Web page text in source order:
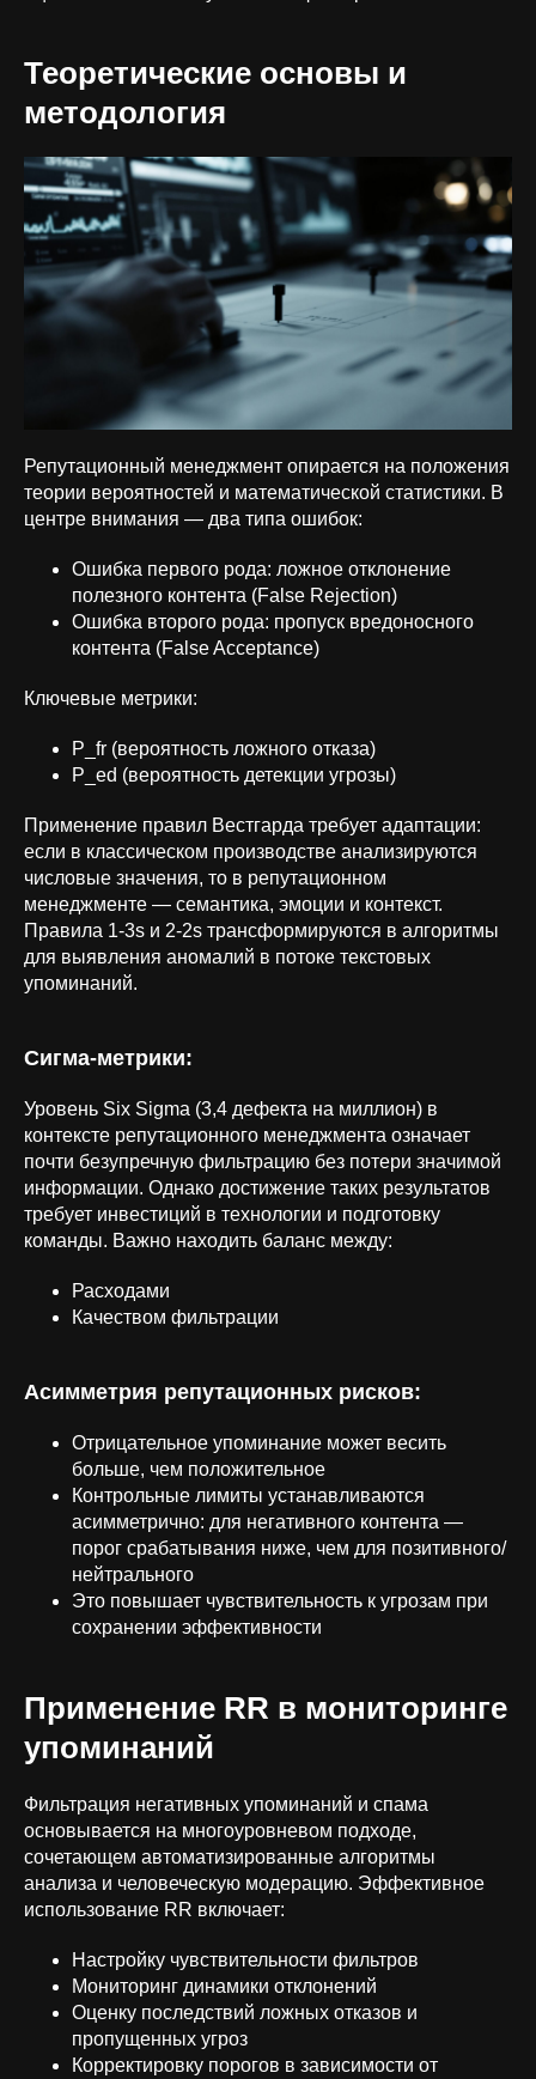
Теоретические основы и
методология
Репутационный менеджмент опирается на положения
теории вероятностей и математической статистики. В
центре внимания — два типа ошибок:
Ошибка первого рода: ложное отклонение
полезного контента (False Rejection)
Ошибка второго рода: пропуск вредоносного
контента (False Acceptance)
Ключевые метрики:
P_fr (вероятность ложного отказа)
P_ed (вероятность детекции угрозы)
Применение правил Вестгарда требует адаптации:
если в классическом производстве анализируются
числовые значения, то в репутационном
менеджменте — семантика, эмоции и контекст.
Правила 1-3s и 2-2s трансформируются в алгоритмы
для выявления аномалий в потоке текстовых
упоминаний.
Cигма-метрики:
Уровень Six Sigma (3,4 дефекта на миллион) в
контексте репутационного менеджмента означает
почти безупречную фильтрацию без потери значимой
информации. Однако достижение таких результатов
требует инвестиций в технологии и подготовку
команды. Важно находить баланс между:
Расходами
Качеством фильтрации
Асимметрия репутационных рисков:
Отрицательное упоминание может весить
больше, чем положительное
Контрольные лимиты устанавливаются
асимметрично: для негативного контента —
порог срабатывания ниже, чем для позитивного/
нейтрального
Это повышает чувствительность к угрозам при
сохранении эффективности
Применение RR в мониторинге
упоминаний
Фильтрация негативных упоминаний и спама
основывается на многоуровневом подходе,
сочетающем автоматизированные алгоритмы
анализа и человеческую модерацию. Эффективное
использование RR включает:
Настройку чувствительности фильтров
Мониторинг динамики отклонений
Оценку последствий ложных отказов и
пропущенных угроз
Корректировку порогов в зависимости от